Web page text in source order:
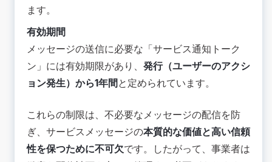
ます。
有効期間
メッセージの送信に必要な「サービス通知トーク
ン」には有効期限があり、 発行（ユーザーのアクシ
ョン発生）から1年間 と定められています。
これらの制限は、不必要なメッセージの配信を防
ぎ、サービスメッセージの本質的な価値と高い信頼
性を保つために不可欠です。したがって、事業者は